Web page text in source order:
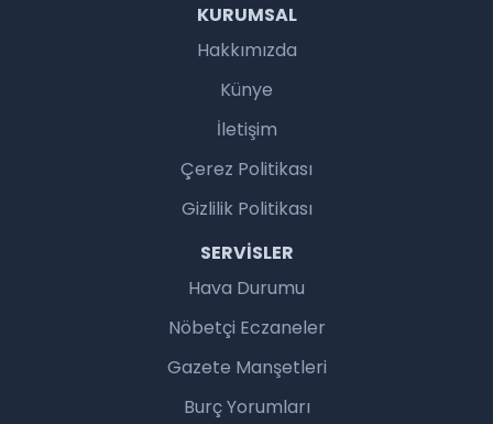
KURUMSAL
Hakkımızda
Künye
İletişim
Çerez Politikası
Gizlilik Politikası
SERVISLER
Hava Durumu
Nöbetçi Eczaneler
Gazete Manşetleri
Burç Yorumları